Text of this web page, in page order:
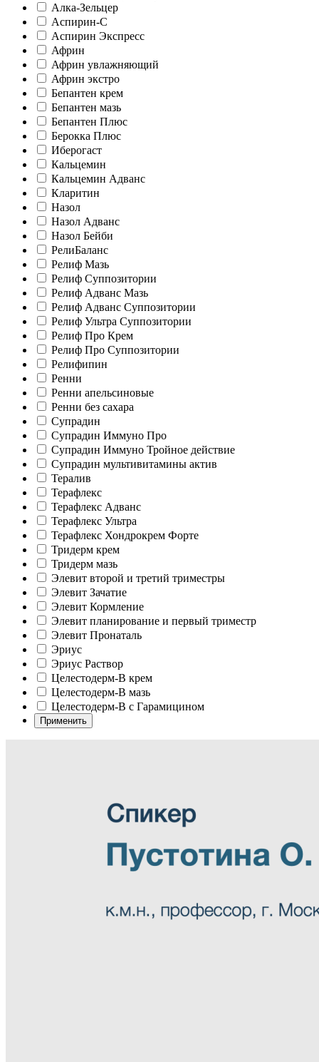
Алка-Зельцер
Аспирин-C
Аспирин Экспресс
Африн
Африн увлажняющий
Африн экстро
Бепантен крем
Бепантен мазь
Бепантен Плюс
Берокка Плюс
Иберогаст
Кальцемин
Кальцемин Адванс
Кларитин
Назол
Назол Адванс
Назол Бейби
РелиБаланс
Релиф Мазь
Релиф Суппозитории
Релиф Адванс Мазь
Релиф Адванс Суппозитории
Релиф Ультра Суппозитории
Релиф Про Крем
Релиф Про Суппозитории
Релифипин
Ренни
Ренни апельсиновые
Ренни без сахара
Супрадин
Супрадин Иммуно Про
Супрадин Иммуно Тройное действие
Супрадин мультивитамины актив
Тералив
Терафлекс
Терафлекс Адванс
Терафлекс Ультра
Терафлекс Хондрокрем Форте
Тридерм крем
Тридерм мазь
Элевит второй и третий триместры
Элевит Зачатие
Элевит Кормление
Элевит планирование и первый триместр
Элевит Пронаталь
Эриус
Эриус Раствор
Целестодерм-В крем
Целестодерм-В мазь
Целестодерм-В с Гарамицином
Применить